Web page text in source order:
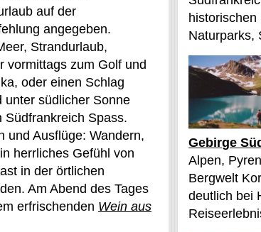
auf der
angegeben.
Strandurlaub,
vormittags zum Golf und
oder einen Schlag
unter südlicher Sonne
Spass.
und Ausflüge: Wandern,
herrliches Gefühl von
in der örtlichen
Am Abend des Tages
erfrischenden Wein aus
Naturparks,
Gebirge
Alpen,
Bergwelt
deutlich bei